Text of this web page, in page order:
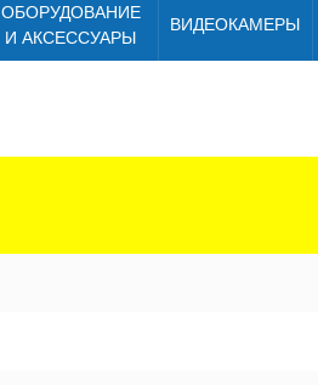
ОБОРУДОВАНИЕ
И АКСЕССУАРЫ
ВИДЕОКАМЕРЫ